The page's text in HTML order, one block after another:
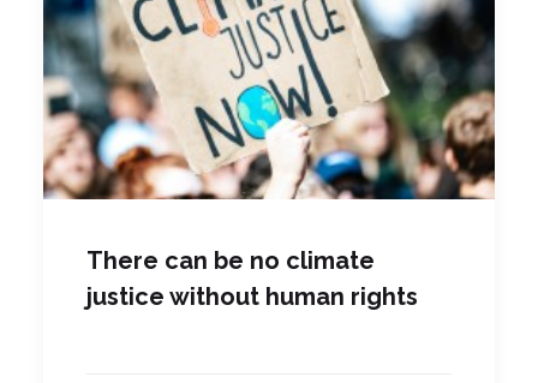
There can be no climate
justice without human rights